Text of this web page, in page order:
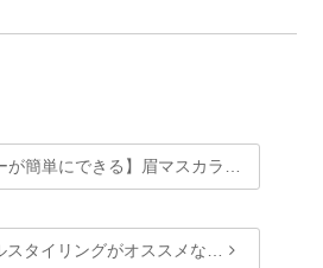
が簡単にできる】眉マスカラ…
スタイリングがオススメな…